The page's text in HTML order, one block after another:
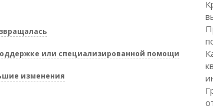
или специализированной помощи
изменения